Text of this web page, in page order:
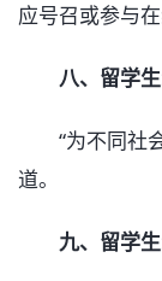
应号召或参与
八、留学
“为不同社会
道。
九、留学